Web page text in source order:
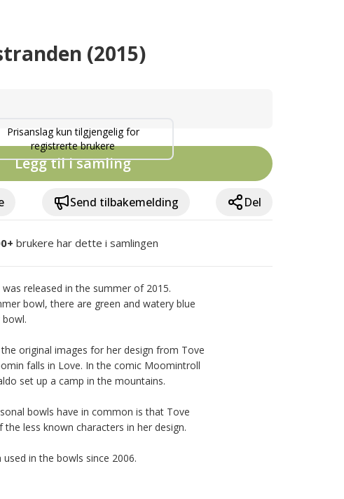
(2015)
Prisanslag kun tilgjengelig for
registrerte brukere
Legg til i samling
Send tilbakemelding Del
brukere har dette i samlingen
released in the summer of 2015.
bowl, there are green and watery blue
original images for her design from Tove
falls in Love. In the comic Moomintroll
set up a camp in the mountains.
bowls have in common is that Tove
less known characters in her design.
in the bowls since 2006.